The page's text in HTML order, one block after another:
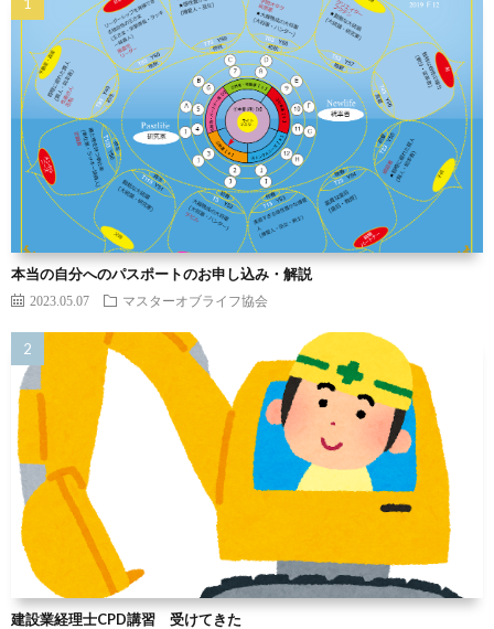
本当の自分へのパスポートのお申し込み・解説
2023.05.07 マスターオブライフ協会
建設業経理士CPD講習 受けてきた